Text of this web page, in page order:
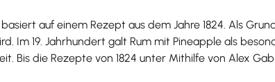
auf einem Rezept aus dem Jahre 1824. Als
Im 19. Jahrhundert galt Rum mit Pineapple als
Bis die Rezepte von 1824 unter Mithilfe von Alex